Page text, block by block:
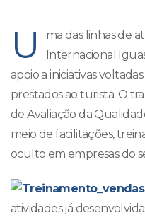
U
ma das linhas de
Internacional
apoio a iniciativas
prestados ao turista. O
de Avaliação da
meio de facilitações,
oculto em empresas do
atividades já